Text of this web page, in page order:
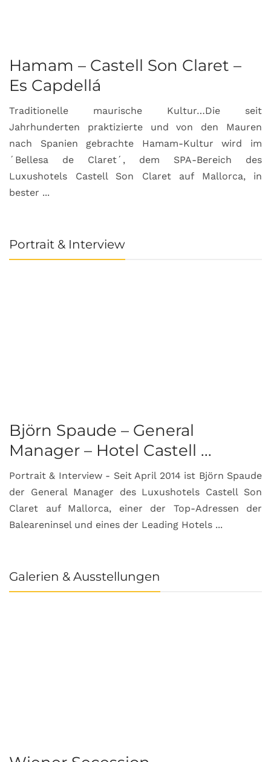
Hamam – Castell Son Claret –
Es Capdellá
Traditionelle maurische Kultur…Die seit
Jahrhunderten praktizierte und von den Mauren
nach Spanien gebrachte Hamam-Kultur wird im
´Bellesa de Claret´, dem SPA-Bereich des
Luxushotels Castell Son Claret auf Mallorca, in
bester ...
Portrait & Interview
Björn Spaude – General
Manager – Hotel Castell ...
Portrait & Interview - Seit April 2014 ist Björn Spaude
der General Manager des Luxushotels Castell Son
Claret auf Mallorca, einer der Top-Adressen der
Baleareninsel und eines der Leading Hotels ...
Galerien & Ausstellungen